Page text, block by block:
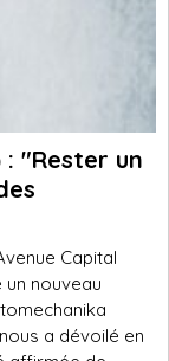
"Rester un
Capital
un nouveau
a dévoilé en